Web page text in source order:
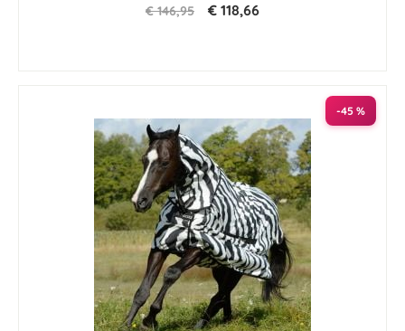
€ 146,95 € 118,66
-45 %